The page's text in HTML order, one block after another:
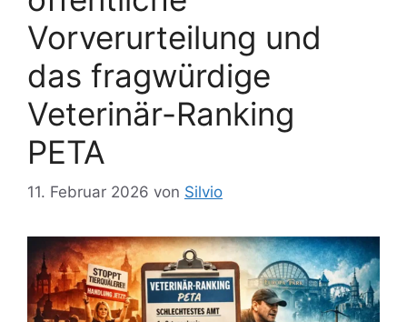
Vorverurteilung und
das fragwürdige
Veterinär-Ranking
PETA
11. Februar 2026 von Silvio